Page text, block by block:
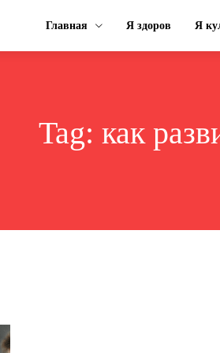
Главная Я здоров Я
Tag: как